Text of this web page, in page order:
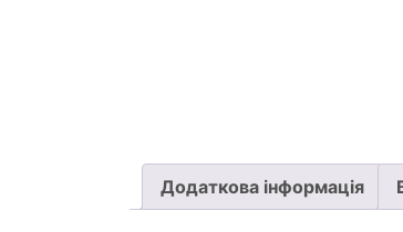
Додаткова інформація